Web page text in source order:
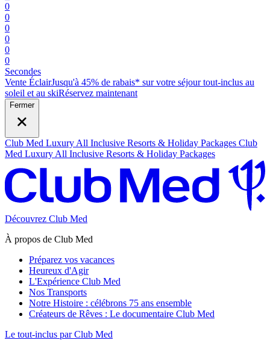
0
0
0
0
0
0
Secondes
Vente ÉclairJusqu'à 45% de rabais* sur votre séjour tout-inclus au
soleil et au skiRéservez maintenant
Fermer
Club Med Luxury All Inclusive Resorts & Holiday Packages Club
Med Luxury All Inclusive Resorts & Holiday Packages
Découvrez Club Med
À propos de Club Med
Préparez vos vacances
Heureux d'Agir
L'Expérience Club Med
Nos Transports
Notre Histoire : célébrons 75 ans ensemble
Créateurs de Rêves : Le documentaire Club Med
Le tout-inclus par Club Med